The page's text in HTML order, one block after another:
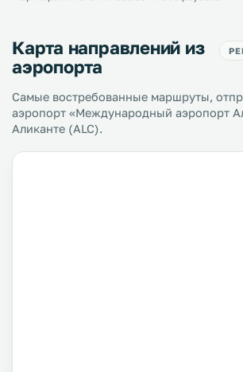
Карта направлений из
аэропорта
Самые востребованные маршруты,
аэропорт «Международный аэропорт
Аликанте (ALC).